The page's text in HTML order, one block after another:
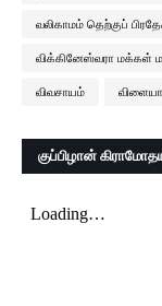
வலிகாமம் தெற்குப்
விக்கினேஸ்வரா மக்கள்
விவசாயம்
குப்பிழான்